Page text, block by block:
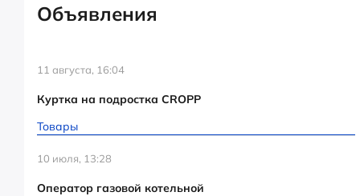
Объявления
11 августа, 16:04
Куртка на подростка CROPP
Товары
10 июля, 13:28
Оператор газовой котельной